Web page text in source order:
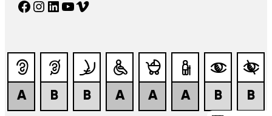
Facebook Instagram LinkedIn YouTube Vimeo